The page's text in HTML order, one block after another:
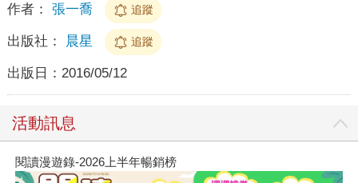
作者： 張一喬 追蹤
出版社： 晨星 追蹤
出版日： 2016/05/12
活動訊息
閱讀漫遊錄-2026上半年暢銷榜